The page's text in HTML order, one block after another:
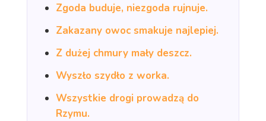
Zgoda buduje, niezgoda rujnuje.
Zakazany owoc smakuje najlepiej.
Z dużej chmury mały deszcz.
Wyszło szydło z worka.
Wszystkie drogi prowadzą do
Rzymu.